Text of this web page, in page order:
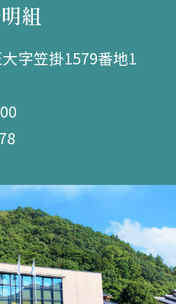
組
字笠掛1579番地1